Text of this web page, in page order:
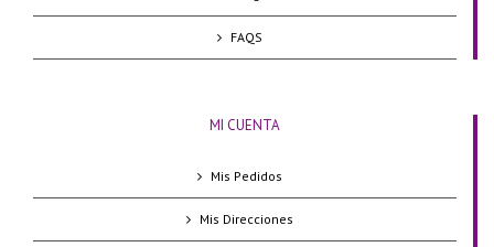
FAQS
MI CUENTA
Mis Pedidos
Mis Direcciones